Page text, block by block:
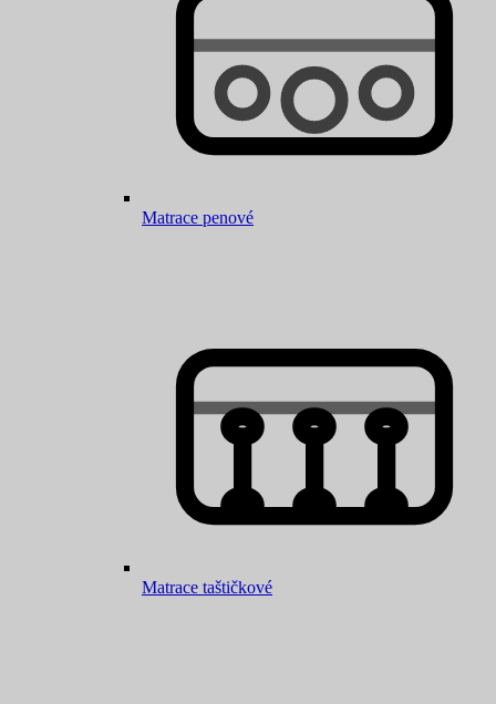
Matrace penové
Matrace taštičkové